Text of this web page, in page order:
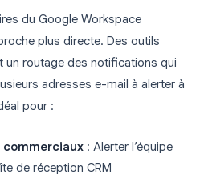
du Google Workspace
plus directe. Des outils
un routage des notifications qui
adresses e-mail à alerter à
pour :
commerciaux : Alerter l’équipe
de réception CRM